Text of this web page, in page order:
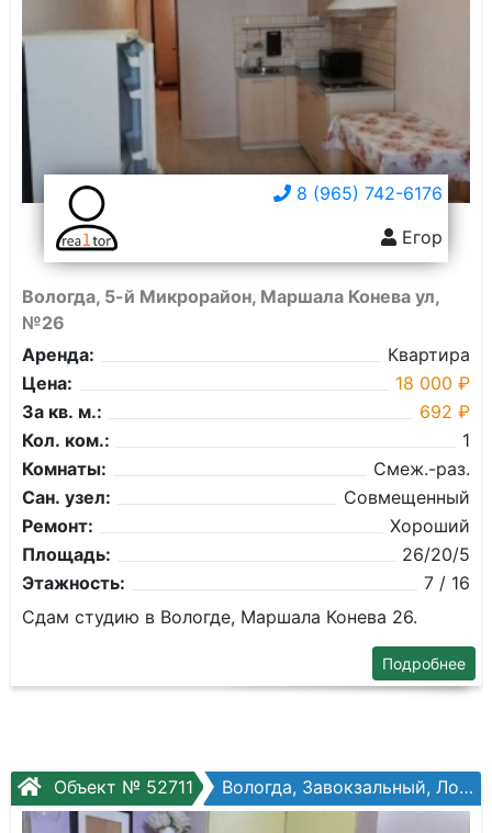
8 (965) 742-6176
Егор
Вологда, 5-й Микрорайон, Маршала Конева ул,
№26
Аренда:
Квартира
Цена:
18 000 ₽
За кв. м.:
692 ₽
Кол. ком.:
1
Комнаты:
Смеж.-раз.
Сан. узел:
Совмещенный
Ремонт:
Хороший
Площадь:
26/20/5
Этажность:
7 / 16
Сдам студию в Вологде, Маршала Конева 26.
Подробнее
Объект № 52711 Вологда, Завокзальный, Ловенецкого ул, №15